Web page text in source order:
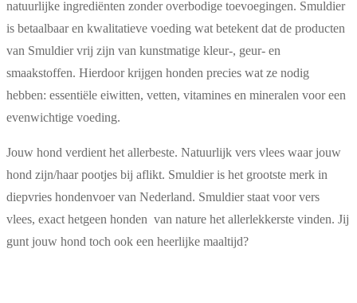
natuurlijke ingrediënten zonder overbodige toevoegingen. Smuldier
is betaalbaar en kwalitatieve voeding wat betekent dat de producten
van Smuldier vrij zijn van kunstmatige kleur-, geur- en
smaakstoffen. Hierdoor krijgen honden precies wat ze nodig
hebben: essentiële eiwitten, vetten, vitamines en mineralen voor een
evenwichtige voeding.
Jouw hond verdient het allerbeste. Natuurlijk vers vlees waar jouw
hond zijn/haar pootjes bij aflikt. Smuldier is het grootste merk in
diepvries hondenvoer van Nederland. Smuldier staat voor vers
vlees, exact hetgeen honden van nature het allerlekkerste vinden. Jij
gunt jouw hond toch ook een heerlijke maaltijd?